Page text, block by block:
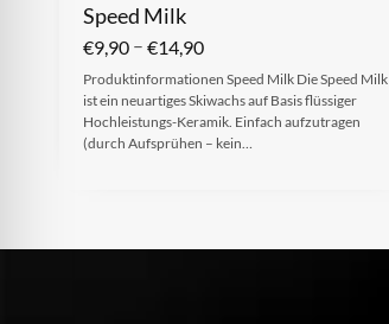
Speed Milk
€9,90 – €14,90
Produktinformationen Speed Milk Die Speed Milk
ist ein neuartiges Skiwachs auf Basis flüssiger
Hochleistungs-Keramik. Einfach aufzutragen
(durch Aufsprühen – kein…